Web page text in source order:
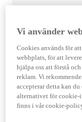
Föbrukning
Förbrukning
Euro Class
EURO 6
Vi använder
Cookies används för
webbplats, för att
hjälpa oss att förstå
reklam. Vi
accepterar detta kan
alternativet för
finns i vår cookie-